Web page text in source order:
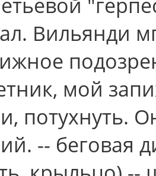
Вильянди
мой
потухнуть.
-- беговая